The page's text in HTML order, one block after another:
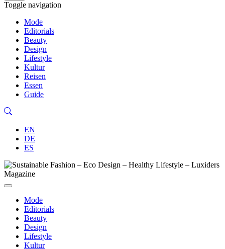
Toggle navigation
Mode
Editorials
Beauty
Design
Lifestyle
Kultur
Reisen
Essen
Guide
EN
DE
ES
Mode
Editorials
Beauty
Design
Lifestyle
Kultur